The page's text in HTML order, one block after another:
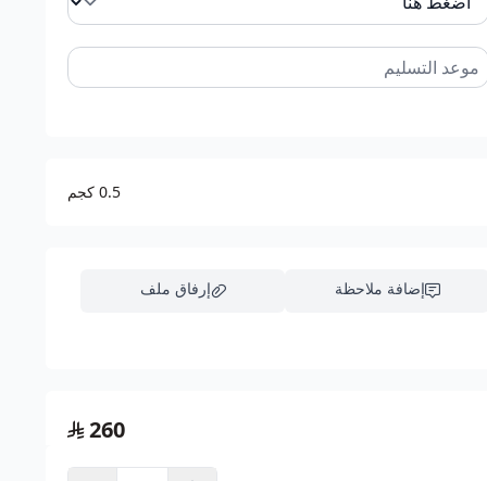
المزيج الكامل من الفواكه الطازجة.
طازجة ومتنوعة مثل العنب الأسود والبرتقال، لتلبية مختلف
0.5 كجم
إضافة ملاحظة إرفاق ملف
260